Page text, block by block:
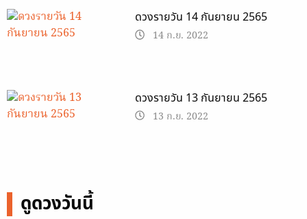
ดวงรายวัน 14 กันยายน 2565
14 ก.ย. 2022
ดวงรายวัน 13 กันยายน 2565
13 ก.ย. 2022
ดูดวงวันนี้